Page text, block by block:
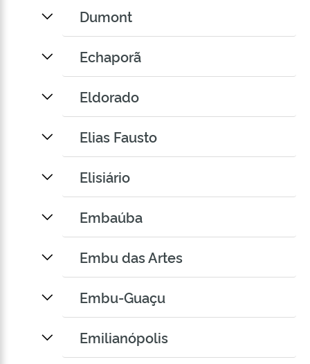
Dumont
Echaporã
Eldorado
Elias Fausto
Elisiário
Embaúba
Embu das Artes
Embu-Guaçu
Emilianópolis